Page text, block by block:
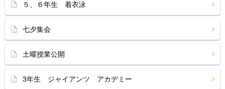
５、６年生 着衣泳
七夕集会
土曜授業公開
3年生 ジャイアンツ アカデミー